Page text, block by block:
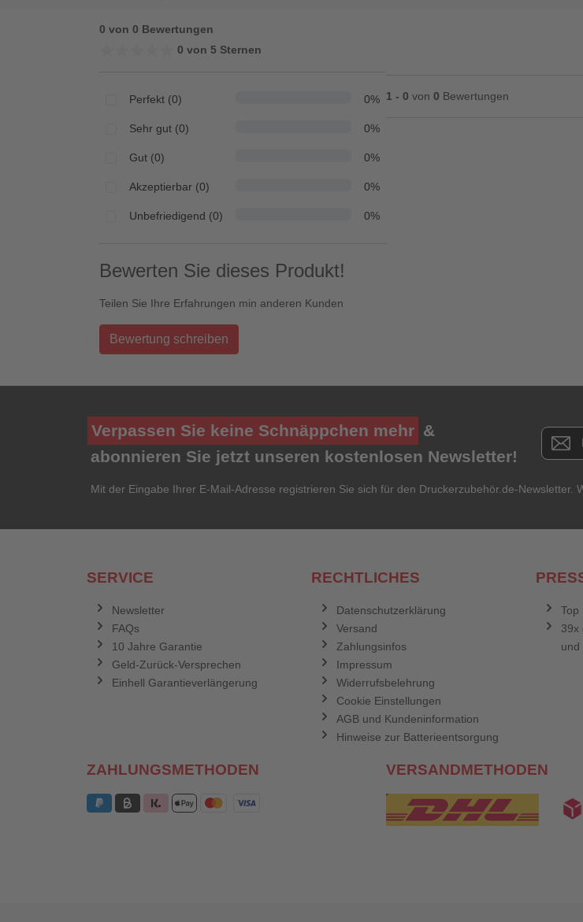
0 von 0 Bewertungen
0 von 5 Sternen
Perfekt (0) 0%
Sehr gut (0) 0%
Gut (0) 0%
Akzeptierbar (0) 0%
Unbefriedigend (0) 0%
Bewerten Sie dieses Produkt!
Teilen Sie Ihre Erfahrungen min anderen Kunden
Bewertung schreiben
1 - 0 von 0 Bewertungen
Verpassen Sie keine Schnäppchen mehr &
abonnieren Sie jetzt unseren kostenlosen Newsletter!
Mit der Eingabe Ihrer E-Mail-Adresse registrieren Sie sich für den Druckerzubehör.de-Newsletter.
SERVICE
Newsletter
FAQs
10 Jahre Garantie
Geld-Zurück-Versprechen
Einhell Garantieverlängerung
RECHTLICHES
Datenschutzerklärung
Versand
Zahlungsinfos
Impressum
Widerrufsbelehrung
Cookie Einstellungen
AGB und Kundeninformation
Hinweise zur Batterieentsorgung
Top
39x
und
ZAHLUNGSMETHODEN VERSANDMETHODEN